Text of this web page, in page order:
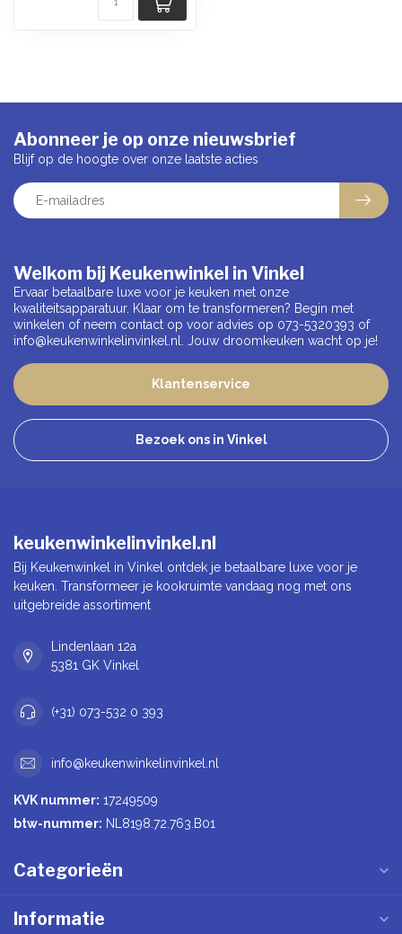
Welkom bij Keukenwinkel in Vinkel
Ervaar betaalbare luxe voor je keuken met onze
kwaliteitsapparatuur. Klaar om te transformeren? Begin met
winkelen of neem contact op voor advies op 073-5320393 of
info@keukenwinkelinvinkel.nl
. Jouw droomkeuken wacht op je!
Klantenservice
Bezoek ons in Vinkel
Abonneer je op onze nieuwsbrief
Blijf op de hoogte over onze laatste acties
keukenwinkelinvinkel.nl
Bij Keukenwinkel in Vinkel ontdek je betaalbare luxe voor je
keuken. Transformeer je kookruimte vandaag nog met ons
uitgebreide assortiment
Lindenlaan 12a
5381 GK Vinkel
(+31) 073-532 0 393
info@keukenwinkelinvinkel.nl
KVK nummer: 17249509
btw-nummer: NL8198.72.763.B01
Categorieën
Informatie